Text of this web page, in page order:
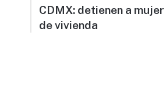
CDMX: detienen a
de vivienda